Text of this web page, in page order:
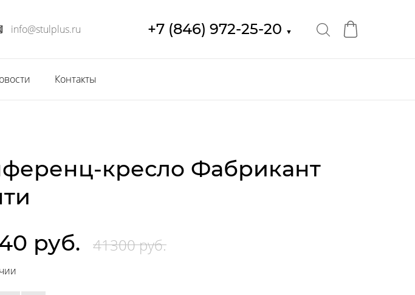
info@stulplus.ru +7 (846) 972-25-20 ▼
Контакты
кресло Фабрикант
руб.
41300 руб.